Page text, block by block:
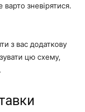
зневірятися.
з вас додаткову
цю схему,